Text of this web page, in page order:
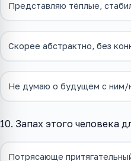
Представляю тёплые,
Скорее абстрактно, без
Не думаю о будущем с ним/
10. Запах этого человека
Потрясающе